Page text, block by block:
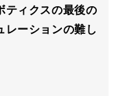
ティクスの最後の
レーションの難し